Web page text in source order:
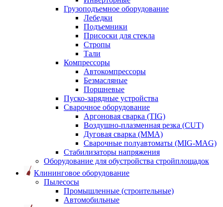
Грузоподъемное оборудование
Лебедки
Подъемники
Присоски для стекла
Стропы
Тали
Компрессоры
Автокомпрессоры
Безмасляные
Поршневые
Пуско-зарядные устройства
Сварочное оборудование
Аргоновая сварка (TIG)
Воздушно-плазменная резка (CUT)
Дуговая сварка (ММА)
Сварочные полуавтоматы (MIG-MAG)
Стабилизаторы напряжения
Оборудование для обустройства стройплощадок
Клининговое оборудование
Пылесосы
Промышленные (строительные)
Автомобильные